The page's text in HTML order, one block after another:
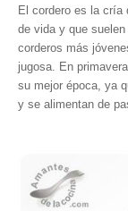
El cordero es la cría
de vida y que
corderos más
jugosa. En
su mejor época, ya
y se alimentan de